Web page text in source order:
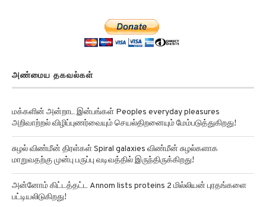
மக்களின் அன்றாட இன்பங்கள் Peoples everyday pleasures
அறிவாற்றல் விழிப்புணர்வையும் செயல்திறனையும் மேம்படுத்துகிறது!
சுழல் விண்மீன் திரள்கள் Spiral galaxies விண்மீன் சுழல்களாக
மாறுவதற்கு முன்பு பருப்பு வடிவத்தில் இருந்திருக்கிறது!
அன்னோம் கிட்டத்தட்ட Annom lists proteins 2 மில்லியன் புரதங்களை
பட்டியலிடுகிறது!